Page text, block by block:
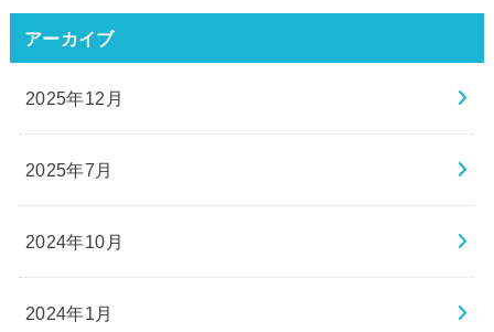
アーカイブ
2025年12月
2025年7月
2024年10月
2024年1月